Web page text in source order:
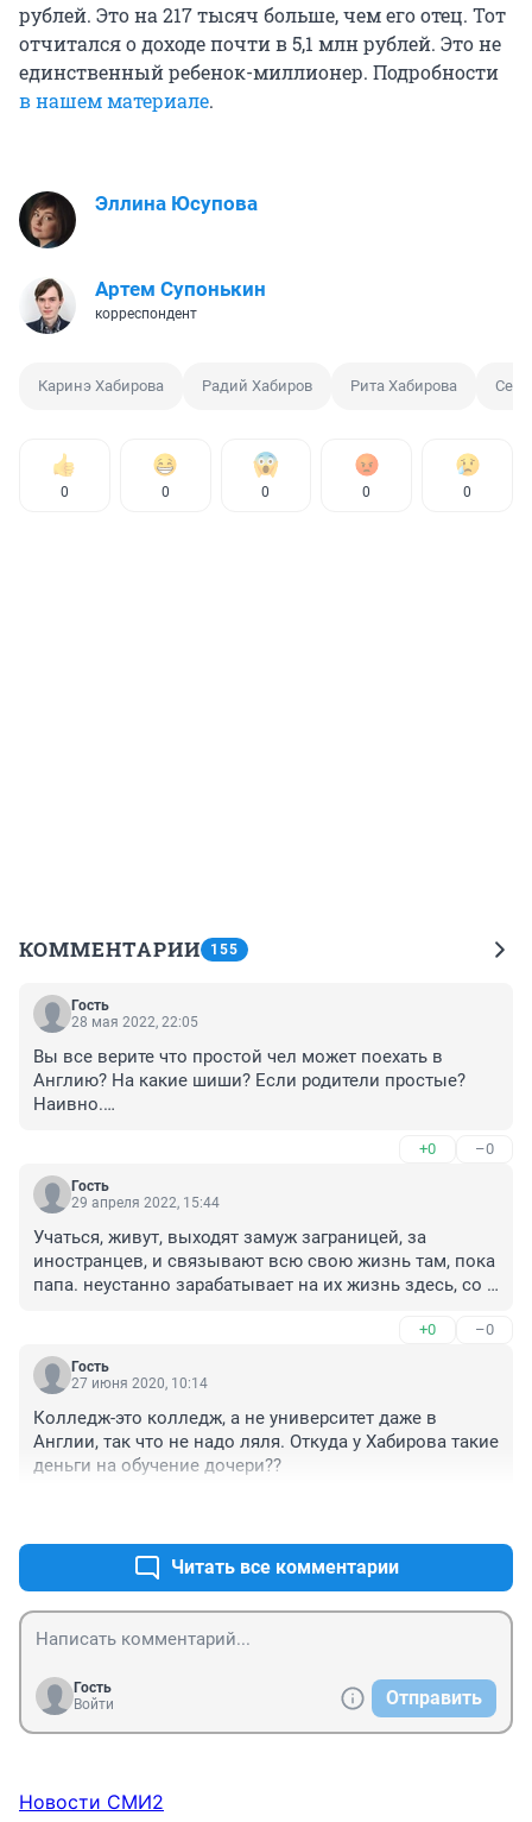
рублей. Это на 217 тысяч больше, чем его отец. Тот
отчитался о доходе почти в 5,1 млн рублей. Это не
единственный ребенок-миллионер. Подробности
в нашем материале.
Эллина Юсупова
Артем Супонькин
корреспондент
Каринэ Хабирова Радий Хабиров Рита Хабирова
0 0 0 0 0
КОММЕНТАРИИ 155
Гость
28 мая 2022, 22:05
Вы все верите что простой чел может поехать в
Англию? На какие шиши? Если родители простые?
Наивно.
+0 –0
Гость
29 апреля 2022, 15:44
Учаться, живут, выходят замуж заграницей, за
иностранцев, и связывают всю свою жизнь там, пока
папа. неустанно зарабатывает на их жизнь здесь, со
+0 –0
Гость
27 июня 2020, 10:14
Колледж-это колледж, а не университет даже в
Англии, так что не надо ляля. Откуда у Хабирова такие
деньги на обучение дочери??
Читать все комментарии
Гость
Войти
Отправить
Новости СМИ2